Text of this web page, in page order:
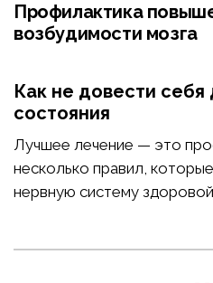
Профилактика
возбудимости мозга
Как не довести себя
состояния
Лучшее лечение — это
несколько правил,
нервную систему